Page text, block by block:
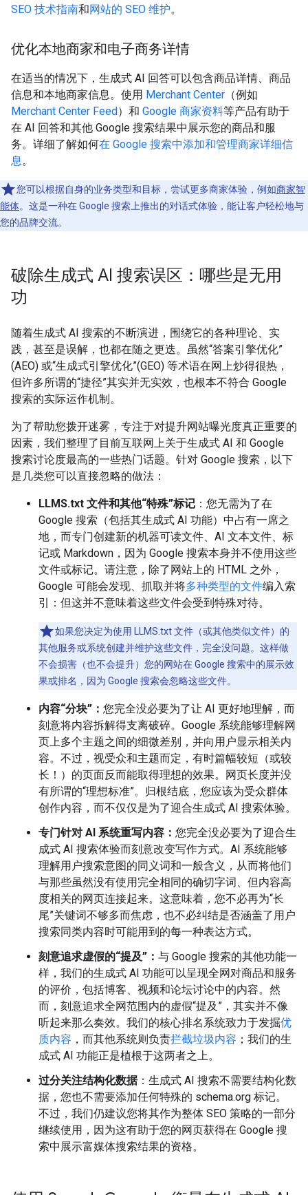
SEO 技术指南和网站的 SEO 维护。
优化本地商家和电子商务详情
在适当的情况下，生成式 AI 回答可以包含商品详情、商品
信息和本地商家信息。使用 Merchant Center （例如
Merchant Center Feed）和 Google 商家资料等产品有助于
在 AI 回答和其他 Google 搜索结果中展示您的商品和服
务。详细了解如何在 Google 搜索中添加和管理商家详细信
息。
您可以根据自身的业务类型和目标，尝试更多商家体验，例如商家智
能体。这是一种在 Google 搜索上推出的对话式体验，能让客户轻松地与
您的品牌交流。
破除生成式 AI 搜索误区：哪些是无用
功
随着生成式 AI 搜索的不断演进，围绕它的各种理论、实
践，甚至是误解，也都在随之更迭。虽然“答案引擎优化”
(AEO) 或“生成式引擎优化”(GEO) 等术语在网上炒得很热，
但许多所谓的“捷径”其实并无实效，也根本不符合 Google
搜索的实际运作机制。
为了帮助您拨开迷雾，专注于对提升网站曝光度真正重要的
因素，我们整理了目前互联网上关于生成式 AI 和 Google
搜索讨论度最高的一些热门话题。针对 Google 搜索，以下
是几类您可以直接忽略的做法：
LLMS.txt 文件和其他“特殊”标记 ：您无需为了在
Google 搜索（包括其生成式 AI 功能）中占有一席之
地，而专门创建新的机器可读文件、AI 文本文件、标
记或 Markdown，因为 Google 搜索本身并不使用这些
文件或标记。请注意，除了网站上的 HTML 之外，
Google 可能会发现、抓取并将多种类型的文件编入索
引：但这并不意味着这些文件会受到特殊对待。
如果您决定为使用 LLMS.txt 文件（或其他类似文件）的
其他服务或系统创建并维护这些文件，完全没问题。这样做
不会损害（也不会提升）您的网站在 Google 搜索中的展示效
果或排名，因为 Google 搜索会忽略这些文件。
内容“分块”： 您完全没必要为了让 AI 更好地理解，而
刻意将内容拆解得支离破碎。Google 系统能够理解网
页上多个主题之间的细微差别，并向用户显示相关内
容。不过，视受众和主题而定，有时篇幅较短（或较
长！）的页面反而能取得理想的效果。网页长度并没
有所谓的“理想标准”。归根结底，您应该为受众群体
创作内容，而不仅仅是为了迎合生成式 AI 搜索体验。
专门针对 AI 系统重写内容： 您完全没必要为了迎合生
成式 AI 搜索体验而刻意改变写作方式。AI 系统能够
理解用户搜索意图的同义词和一般含义，从而将他们
与那些虽然没有使用完全相同的确切字词、但内容高
度相关的网页连接起来。这意味着，您不必再为“长
尾”关键词不够多而焦虑，也不必纠结是否涵盖了用户
搜索同类内容时可能用到的每一种表达方式。
刻意追求虚假的“提及”： 与 Google 搜索的其他功能一
样，我们的生成式 AI 功能可以呈现全网对商品和服务
的评价，包括博客、视频和论坛讨论中的内容。然
而，刻意追求全网范围内的虚假“提及”，其实并不像
听起来那么奏效。我们的核心排名系统致力于发掘优
质内容 ，而其他系统则负责拦截垃圾内容 ；我们的生
成式 AI 功能正是植根于这两者之上。
过分关注结构化数据：生成式 AI 搜索不需要结构化数
据，您也不需要添加任何特殊的 schema.org 标记。
不过，我们仍建议您将其作为整体 SEO 策略的一部分
继续使用，因为这有助于您的网页获得在 Google 搜
索中展示富媒体搜索结果的资格。